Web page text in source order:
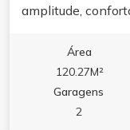
amplitude,
Área
120.27M²
Garagens
2